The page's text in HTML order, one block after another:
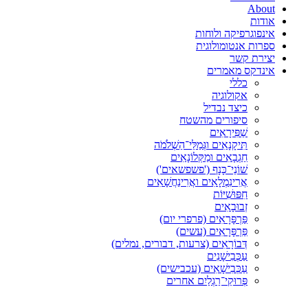
About
אודות
אינפוגרפיקה ולוחות
ספרות אנטומולוגית
יצירת קשר
אינדקס מאמרים
כללי
אקולוגיה
כיצד נבדיל
סיפורים מהשטח
שַׁפִּירָאִים
תִּיקָנָאִים וגְּמַלֵּי־הַשְׁלֹמֹה
חַגְבָאִים ומַקְּלוֹנָאִים
שׁוֹנֵי־כָּנָף ('פשפשאים')
אֲרִינִמְלָאִים ואֲרִינַחֲשָׁאִים
חִפּוּשִׁיּוֹת
זְבוּבָאִים
פַּרְפָּרָאִים (פרפרי יום)
פַּרְפָּרָאִים (עשים)
דְּבוֹרָאִים (צרעות, דבורים, נמלים)
עַכְּבִישָׁנִים
עַכְּבִישָׁאִים (עכבישים)
פְּרוּקֵי־רַגְלַיִם אחרים